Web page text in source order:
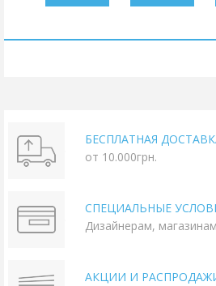
БЕСПЛАТНАЯ
от 10.000грн.
СПЕЦИАЛЬНЫЕ
Дизайнерам,
АКЦИИ И